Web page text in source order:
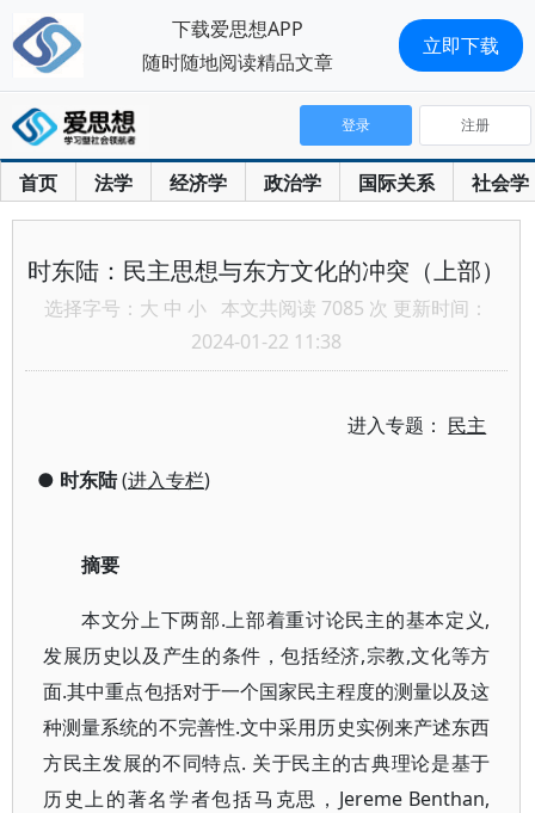
首页 法学 经济学 政治学 国际关系 社会学
登录 注册
时东陆：民主思想与东方文化的冲突（上部）
选择字号： 大 中 小 本文共阅读 7085 次 更新时间：
2024-01-22 11:38
进入专题： 民主
● 时东陆(进入专栏)
摘要
本文分上下两部.上部着重讨论民主的基本定义,
发展历史以及产生的条件，包括经济,宗教,文化等方
面.其中重点包括对于一个国家民主程度的测量以及这
种测量系统的不完善性.文中采用历史实例来产述东西
方民主发展的不同特点. 关于民主的古典理论是基于
历史上的著名学者包括马克思，Jereme Benthan,
下载爱思想APP
随时随地阅读精品文章
立即下载